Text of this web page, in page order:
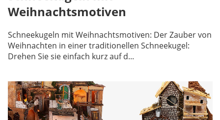
Weihnachtsmotiven
Schneekugeln mit Weihnachtsmotiven: Der Zauber von
Weihnachten in einer traditionellen Schneekugel:
Drehen Sie sie einfach kurz auf d...